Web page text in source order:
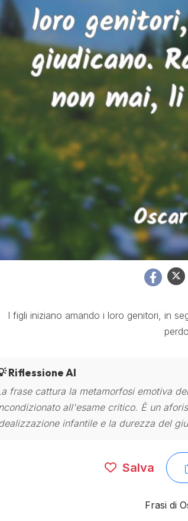
I figli iniziano amando i loro genitori, in
Riflessione AI
frase cattura la metamorfosi emotiva
all'esame critico. È un
infantile e la durezza del
Salva
Frasi di